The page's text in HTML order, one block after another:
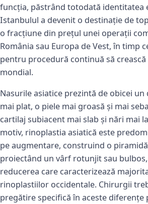
funcția, păstrând totodată identitatea
Istanbulul a devenit o destinație de
o fracțiune din prețul unei operații
România sau Europa de Vest, în timp
pentru procedură continuă să crească
mondial.
Nasurile asiatice prezintă de obicei un
mai plat, o piele mai groasă și mai
cartilaj subiacent mai slab și nări mai
motiv, rinoplastia asiatică este
pe augmentare, construind o
proiectând un vârf rotunjit sau
reducerea care caracterizează
rinoplastiilor occidentale. Chirurgii
pregătire specifică în aceste